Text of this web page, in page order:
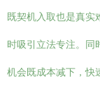
既契机入取也是真实
时吸引立法专注。同
机会既成本减下，快